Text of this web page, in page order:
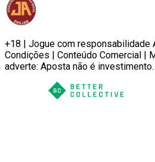
+18 | Jogue com responsabilidade
Condições | Conteúdo Comercial |
adverte: Aposta não é investimento.